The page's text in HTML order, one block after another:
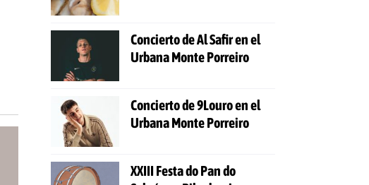
Concierto de Al Safir en el
Urbana Monte Porreiro
Concierto de 9Louro en el
Urbana Monte Porreiro
XXIII Festa do Pan do